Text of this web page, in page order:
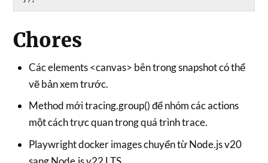
Chores
Các elements <canvas> bên trong snapshot có thể
vẽ bản xem trước.
Method mới tracing.group() để nhóm các actions
một cách trực quan trong quá trình trace.
Playwright docker images chuyển từ Node.js v20